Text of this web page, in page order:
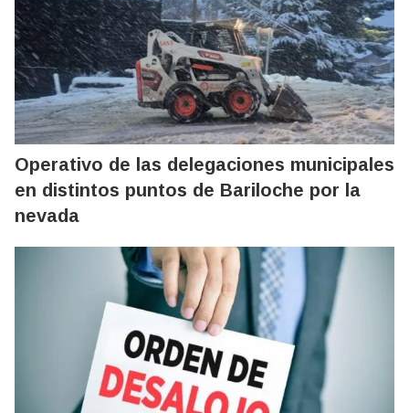
Operativo de las delegaciones municipales
en distintos puntos de Bariloche por la
nevada